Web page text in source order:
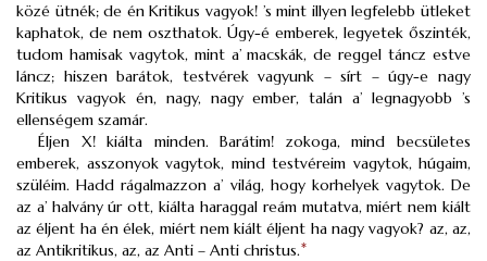
közé ütnék; de én Kritikus vagyok! ’s mint illyen legfelebb ütleket
kaphatok, de nem oszthatok. Úgy-é emberek, legyetek őszinték,
tudom hamisak vagytok, mint a’ macskák, de reggel táncz estve
láncz; hiszen barátok, testvérek vagyunk – sírt – úgy-e nagy
Kritikus vagyok én, nagy, nagy ember, talán a’ legnagyobb ’s
ellenségem szamár.
Éljen X! kiálta minden. Barátim! zokoga, mind becsületes
emberek, asszonyok vagytok, mind testvéreim vagytok, húgaim,
szüléim. Hadd rágalmazzon a’ világ, hogy korhelyek vagytok. De
az a’ halvány úr ott, kiálta haraggal reám mutatva, miért nem kiált
az éljent ha én élek, miért nem kiált éljent ha nagy vagyok? az, az,
az Antikritikus, az, az Anti – Anti christus.*